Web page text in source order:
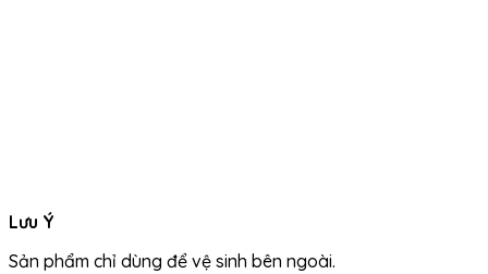
Lưu Ý
Sản phẩm chỉ dùng để vệ sinh bên ngoài.